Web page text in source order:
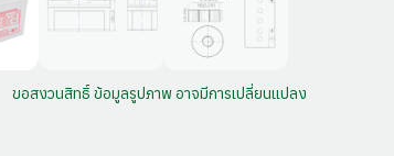
ขอสงวนสิทธิ์ ข้อมูลรูปภาพ อาจมีการเปลี่ยนแปลง